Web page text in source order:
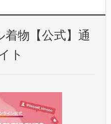
物【公式】通
ト